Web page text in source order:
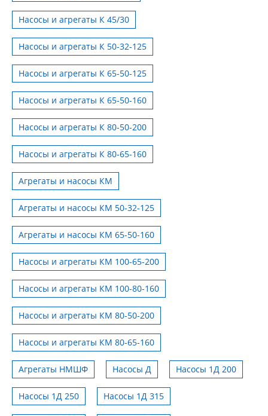
Насосы и агрегаты К 45/30
Насосы и агрегаты К 50-32-125
Насосы и агрегаты К 65-50-125
Насосы и агрегаты К 65-50-160
Насосы и агрегаты К 80-50-200
Насосы и агрегаты К 80-65-160
Агрегаты и насосы КМ
Агрегаты и насосы КМ 50-32-125
Агрегаты и насосы КМ 65-50-160
Насосы и агрегаты КМ 100-65-200
Насосы и агрегаты КМ 100-80-160
Насосы и агрегаты КМ 80-50-200
Насосы и агрегаты КМ 80-65-160
Агрегаты НМШФ Насосы Д Насосы 1Д 200
Насосы 1Д 250 Насосы 1Д 315